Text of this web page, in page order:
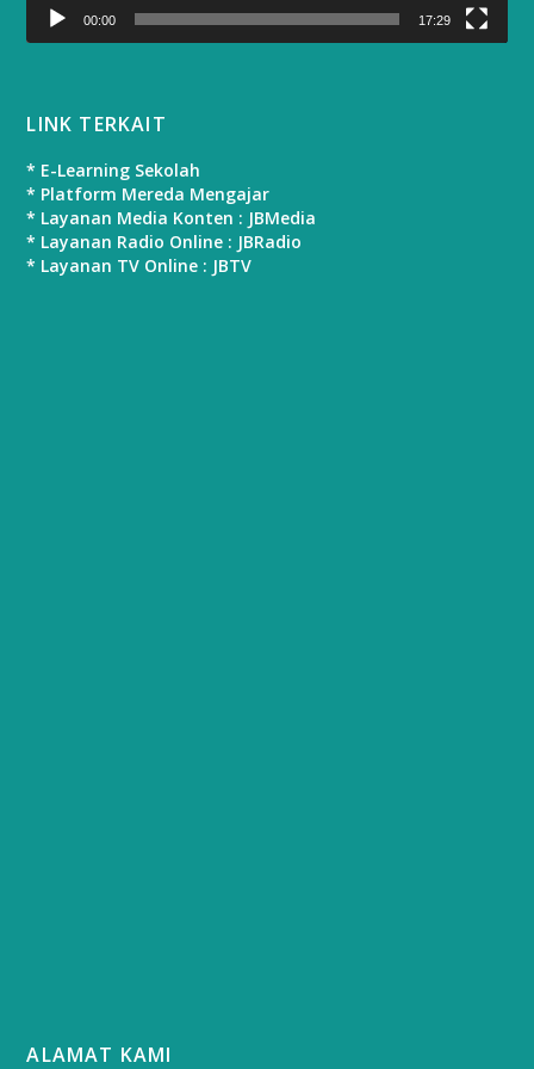
00:00 17:29
LINK TERKAIT
* E-Learning Sekolah
* Platform Mereda Mengajar
* Layanan Media Konten : JBMedia
* Layanan Radio Online : JBRadio
* Layanan TV Online : JBTV
ALAMAT KAMI